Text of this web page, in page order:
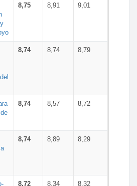
8,75 8,91 9,01
8,74 8,74 8,79
8,74 8,57 8,72
8,74 8,89 8,29
8,72 8,34 8,32